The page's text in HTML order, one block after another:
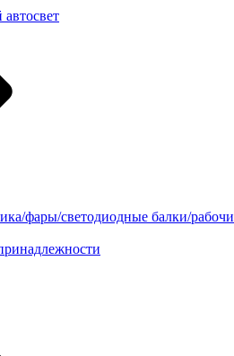
фары/светодиодные балки/